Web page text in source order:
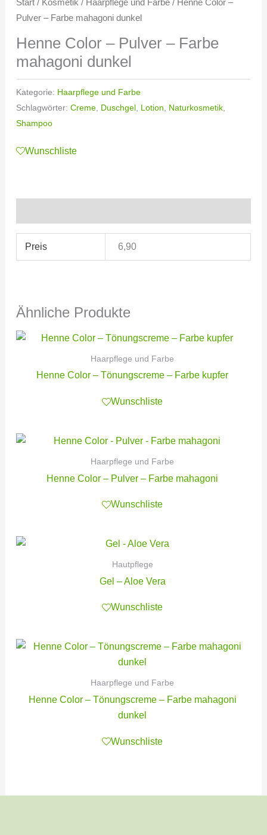
Start/ Kosmetik / Haarpflege und Farbe/ Henne Color –
Pulver – Farbe mahagoni dunkel
Henne Color – Pulver – Farbe
mahagoni dunkel
Kategorie: Haarpflege und Farbe
Schlagwörter: Creme, Duschgel, Lotion Naturkosmetik,
Shampoo
Wunschliste
Preis 6,90
Ähnliche Produkte
Haarpflege und Farbe
Henne Color – Tönungscreme – Farbe kupfer
Wunschliste
Haarpflege und Farbe
Henne Color – Pulver – Farbe mahagoni
Wunschliste
Hautpflege
Gel – Aloe Vera
Wunschliste
Haarpflege und Farbe
Henne Color – Tönungscreme – Farbe mahagoni
dunkel
Wunschliste